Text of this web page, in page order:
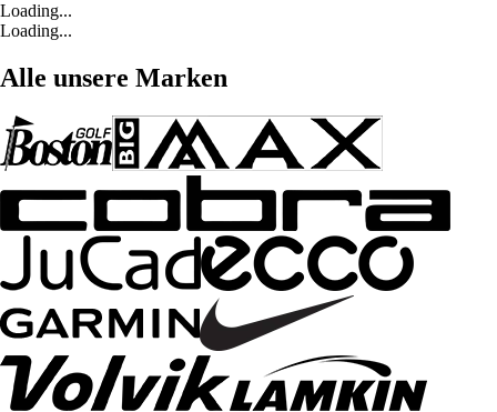
Loading...
Loading...
Alle unsere Marken